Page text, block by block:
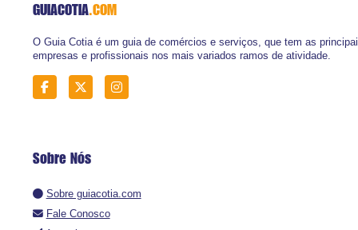
GUIACOTIA.COM
O Guia Cotia é um guia de comércios e serviços, que tem as
empresas e profissionais nos mais variados ramos de atividade.
Sobre Nós
Sobre guiacotia.com
Fale Conosco